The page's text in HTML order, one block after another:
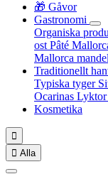
🎁 Gåvor
Gastronomi
Organiska
ost Pâté
Mallorca mandel
Traditionellt
Typiska tyger
Ocarinas Lyktor
Kosmetika

 Alla